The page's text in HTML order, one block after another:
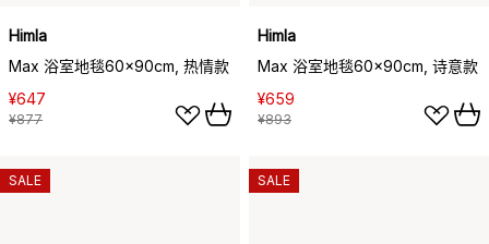
Himla
Max 浴室地毯60x90cm, 热情款
¥647
¥877
Himla
Max 浴室地毯60x90cm, 诗意款
¥659
¥893
SALE SALE